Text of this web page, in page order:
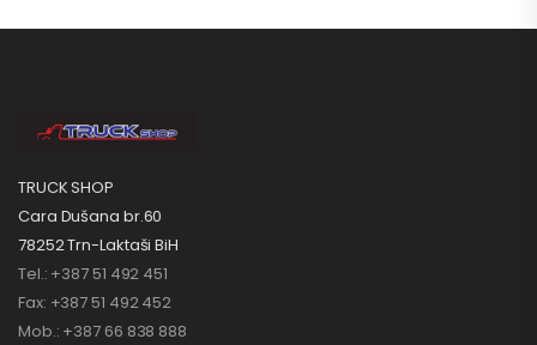
TRUCK SHOP
Cara Dušana br.60
78252 Trn-Laktaši BiH
Tel.: +387 51 492 451
Fax: +387 51 492 452
Mob.: +387 66 838 888